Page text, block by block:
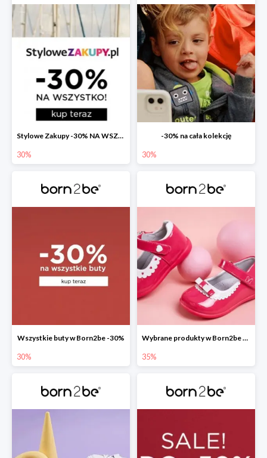
Stylowe Zakupy -30% NA WSZYSTKO
30%
-30% na cała kolekcję
30%
Wszystkie buty w Born2be -30%
30%
Wybrane produkty w Born2be -35%
35%